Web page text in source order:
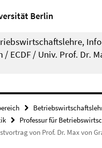
Berlin
ECDF / Univ. Prof. Dr.
Professur für
von Prof. Dr. Max von